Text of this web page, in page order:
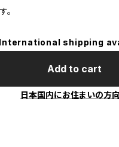
。
International shipping
Add to cart
日本国内にお住まいの方